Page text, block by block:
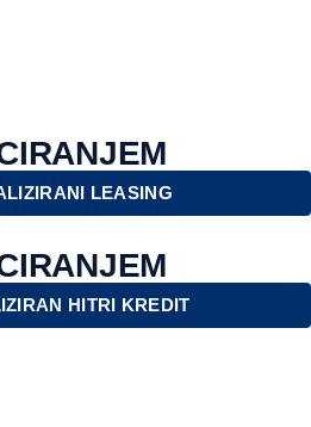
LEASING
HITRI KREDIT